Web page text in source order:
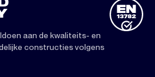
aan de kwaliteits- en
constructies volgens